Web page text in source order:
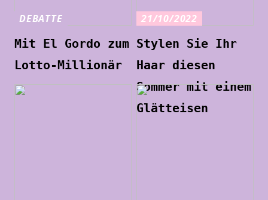
DEBATTE
Mit El Gordo zum
Lotto-Millionär
21/10/2022
Stylen Sie Ihr
Haar diesen
Sommer mit einem
Glätteisen